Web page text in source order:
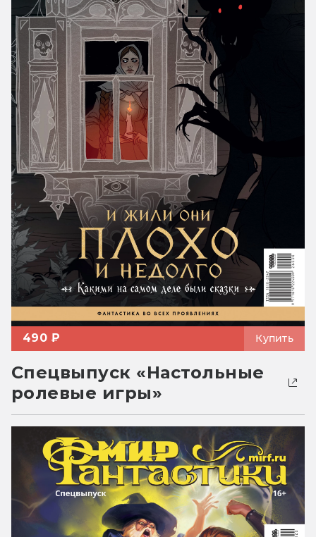
490 ₽ Купить
Спецвыпуск «Настольные
ролевые игры»